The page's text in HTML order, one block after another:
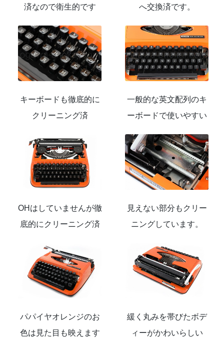
済なので衛生的です へ交換済です。
キーボードも徹底的に
クリーニング済
一般的な英文配列のキ
ーボードで使いやすい
OHはしていませんが徹
底的にクリーニング済
見えない部分もクリー
ニングしています。
パパイヤオレンジのお
色は見た目も映えます
緩く丸みを帯びたボデ
ィーがかわいらしい